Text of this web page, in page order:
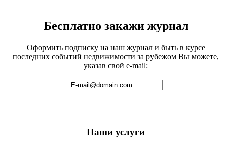
Бесплатно закажи журнал
Оформить подписку на наш журнал и быть в курсе
последних событий недвижимости за рубежом Вы можете,
указав свой e-mail:
Наши услуги